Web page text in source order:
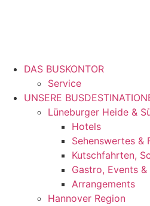
DAS BUSKONTOR
Service
UNSERE
Lüneburger Heide &
Hotels
Sehenswertes &
Kutschfahrten,
Gastro, Events &
Arrangements
Hannover Region